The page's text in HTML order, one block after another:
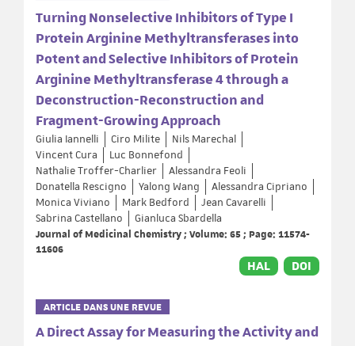
Turning Nonselective Inhibitors of Type I
Protein Arginine Methyltransferases into
Potent and Selective Inhibitors of Protein
Arginine Methyltransferase 4 through a
Deconstruction-Reconstruction and
Fragment-Growing Approach
Giulia Iannelli Ciro Milite
Nils Marechal
Vincent Cura
Luc Bonnefond
Nathalie Troffer-Charlier
Alessandra Feoli
Donatella Rescigno
Yalong Wang
Alessandra Cipriano
Monica Viviano
Mark Bedford
Jean Cavarelli
Sabrina Castellano
Gianluca Sbardella
Journal of Medicinal Chemistry ; Volume: 65 ; Page: 11574-
11606
HAL DOI
ARTICLE DANS UNE REVUE
A Direct Assay for Measuring the Activity and